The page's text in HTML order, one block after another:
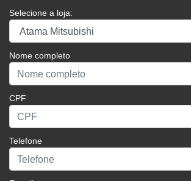
Rodovia MG-050, 555 - Nossa Senhora das
Passos - Minas Gerais
Como chegar
TELEFONE
(35) 3529-4400
WHATSAPP
(35) 99256-6566